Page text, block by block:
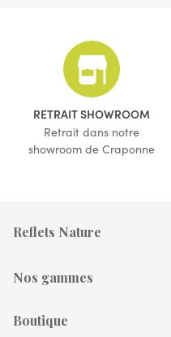
(8 avis)
RETRAIT SHOWROOM
Retrait dans notre
showroom de Craponne
Reflets Nature
Nos gammes
Boutique